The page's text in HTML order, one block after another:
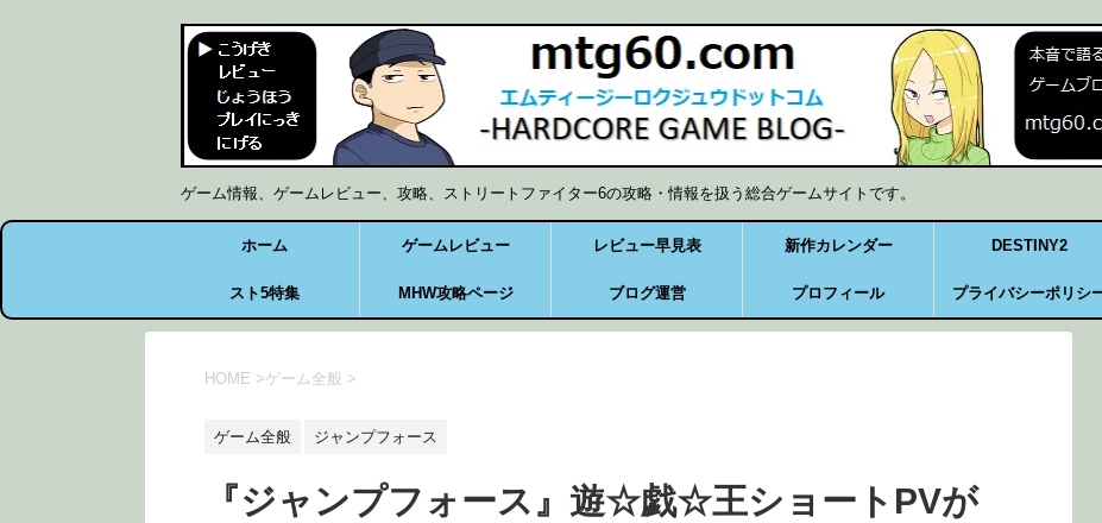
ゲーム情報、ゲームレビュー、攻略、ストリートファイター6の攻略・情報を扱う総合ゲームサイトです。
ホーム ゲームレビュー レビュー早見表 新作カレンダー DESTINY2
スト5特集 MHW攻略ページ ブログ運営 プロフィール プライバシーポリシ
HOME >ゲーム全般 >
ゲーム全般 ジャンプフォース
『ジャンプフォース』遊☆戯☆王ショートPVが